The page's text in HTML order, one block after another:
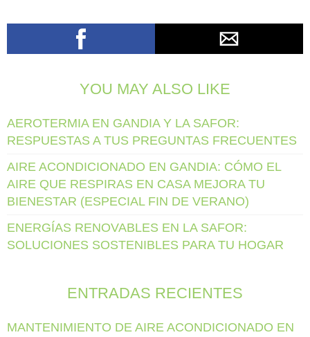
YOU MAY ALSO LIKE
AEROTERMIA EN GANDIA Y LA SAFOR:
RESPUESTAS A TUS PREGUNTAS FRECUENTES
AIRE ACONDICIONADO EN GANDIA: CÓMO EL
AIRE QUE RESPIRAS EN CASA MEJORA TU
BIENESTAR (ESPECIAL FIN DE VERANO)
ENERGÍAS RENOVABLES EN LA SAFOR:
SOLUCIONES SOSTENIBLES PARA TU HOGAR
ENTRADAS RECIENTES
MANTENIMIENTO DE AIRE ACONDICIONADO EN